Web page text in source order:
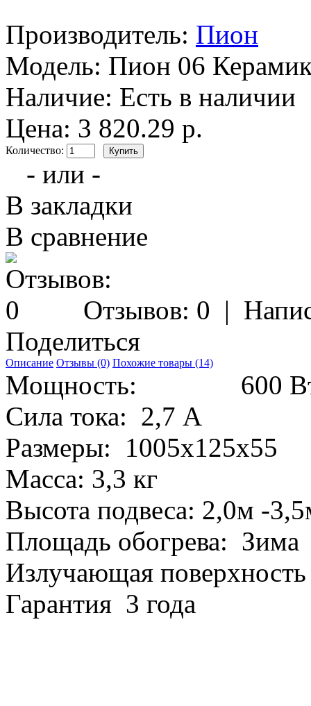
Производитель: Пион
Модель: Пион 06
Наличие: Есть в наличии
Цена: 3 820.29 р.
Количество:
- или -
В закладки
В сравнение
Отзывов: 0 |
Поделиться
Описание Отзывы (0) Похожие товары (14)
Мощность:
600
Сила тока: 2,7 А
Размеры:
1005х125х55
Масса: 3,3 кг
Высота подвеса: 2,0м -
Площадь обогрева: Зима
Излучающая
Гарантия 3 года